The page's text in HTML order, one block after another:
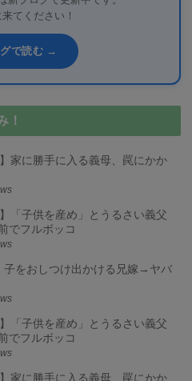
てください！
で読む →
！
】家に勝手に入る義母、罠にかか
】「子供を産め」とうるさい義父
でフルボッコ
子をおしつけ出かける兄嫁→ヤバ
】「子供を産め」とうるさい義父
でフルボッコ
】家に勝手に入る義母、罠にかか